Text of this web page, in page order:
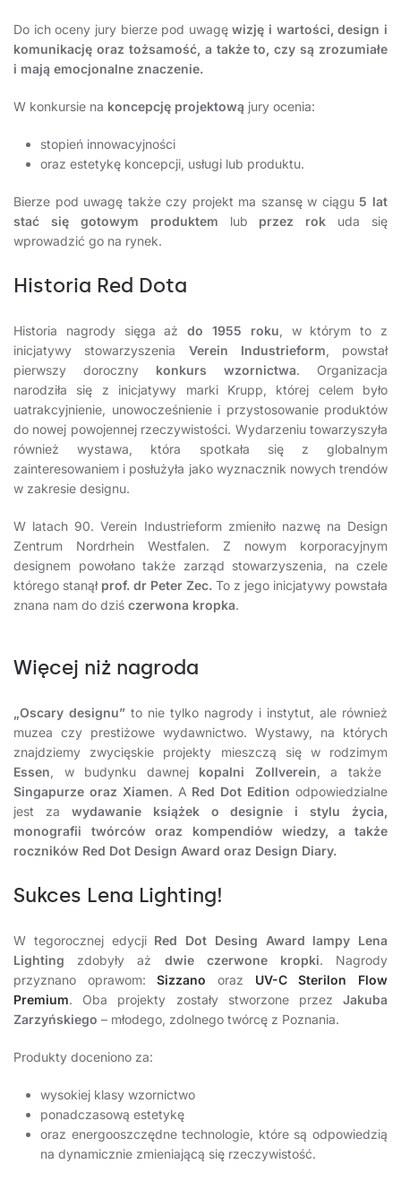
Do ich oceny jury bierze pod uwagęwizję i wartości, design i
komunikację oraz tożsamość, a także to, czy są zrozumiałe
i mają emocjonalne znaczenie.
W konkursie na koncepcję projektową jury ocenia:
stopień innowacyjności
oraz estetykę koncepcji, usługi lub produktu.
Bierze pod uwagę także czy projekt ma szansę w ciągu5 lat
stać się gotowym produktem lub przez rok uda się
wprowadzić go na rynek.
Historia Red Dota
Historia nagrody sięga ażdo 1955 roku, w którym to z
inicjatywy stowarzyszenia Verein Industrieform, powstał
pierwszy doroczny konkurs wzornictwa. Organizacja
narodziła się z inicjatywy marki Krupp, której celem było
uatrakcyjnienie, unowocześnienie i przystosowanie produktów
do nowej powojennej rzeczywistości. Wydarzeniu towarzyszyła
również wystawa, która spotkała się z globalnym
zainteresowaniem i posłużyła jako wyznacznik nowych trendów
w zakresie designu.
W latach 90. Verein Industrieform zmieniło nazwę na Design
Zentrum Nordrhein Westfalen.
Z nowym korporacyjnym
designem powołano także zarząd stowarzyszenia, na czele
którego stanąłprof. dr Peter Zec. To z jego inicjatywy powstała
znana nam do dziś czerwona kropka.
Więcej niż nagroda
„Oscary designu” to nie tylko nagrody i instytut, ale również
muzea czy prestiżowe wydawnictwo. Wystawy, na których
znajdziemy zwycięskie projekty mieszczą się w rodzimym
Essen, w budynku dawnej kopalni Zollverein, a także
Singapurze oraz Xiamen. A Red Dot Edition odpowiedzialne
jest za wydawanie książek o designie i stylu życia,
monografii twórców oraz kompendiów wiedzy, a także
roczników Red Dot Design Award oraz Design Diary.
Sukces Lena Lighting!
W tegorocznej edycji Red Dot Desing Award lampy Lena
Lighting zdobyły aż dwie czerwone kropki. Nagrody
przyznano oprawom:Sizzano oraz UV-C Sterilon Flow
Premium. Oba projekty zostały stworzone przez Jakuba
Zarzyńskiego – młodego, zdolnego twórcę z Poznania.
Produkty doceniono za:
wysokiej klasy wzornictwo
ponadczasową estetykę
oraz energooszczędne technologie, które są odpowiedzią
na dynamicznie zmieniającą się rzeczywistość.